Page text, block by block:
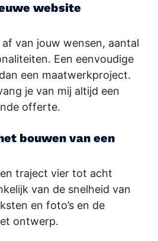
website
van jouw wensen, aantal
Een eenvoudige
een maatwerkproject.
je van mij altijd een
offerte.
bouwen van een
traject vier tot acht
van de snelheid van
en foto’s en de
ontwerp.